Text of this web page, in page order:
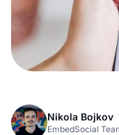
Nikola Bojkov
EmbedSocial